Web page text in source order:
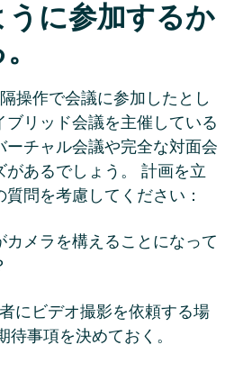
うに参加するか
操作で会議に参加したとし
ブリッド会議を主催している
ーチャル会議や完全な対面会
があるでしょう。 計画を立
問を考慮してください：
カメラを構えることになって
にビデオ撮影を依頼する場
待事項を決めておく。